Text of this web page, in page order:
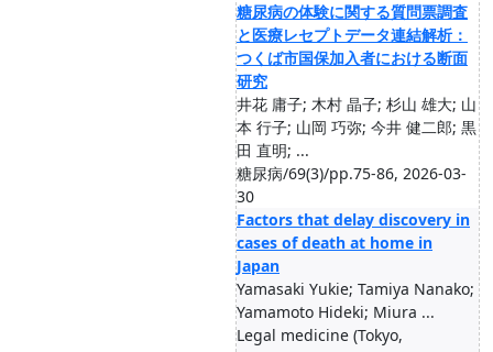
糖尿病の体験に関する質問票調査
と医療レセプトデータ連結解析：
つくば市国保加入者における断面
研究
井花 庸子; 木村 晶子; 杉山 雄大; 山
本 行子; 山岡 巧弥; 今井 健二郎; 黒
田 直明; ...
糖尿病/69(3)/pp.75-86, 2026-03-
30
Factors that delay discovery in
cases of death at home in
Japan
Yamasaki Yukie; Tamiya Nanako;
Yamamoto Hideki; Miura ...
Legal medicine (Tokyo,